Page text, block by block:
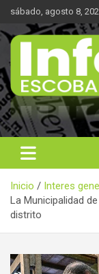
Saltar
contenido
sábado, agosto 8,
Informe
Noticas reales
Inicio
Interes
La Municipalidad
distrito